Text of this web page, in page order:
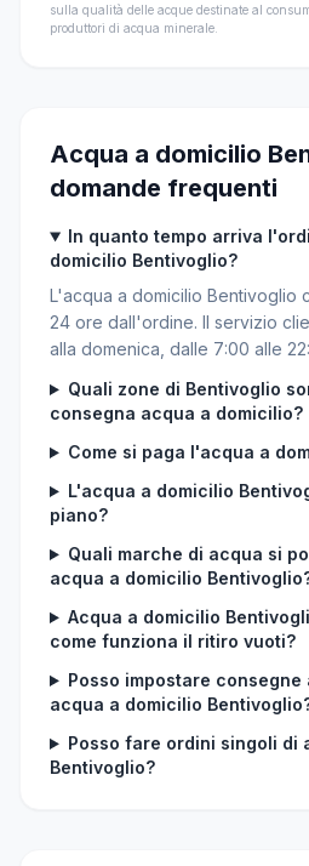
sulla qualità delle acque destinate al
produttori di acqua minerale.
Acqua a domicilio
domande frequenti
In quanto tempo arriva
domicilio Bentivoglio?
L'acqua a domicilio Bentivoglio
24 ore dall'ordine. Il servizio
alla domenica, dalle 7:00 alle
Quali zone di Bentivoglio
consegna acqua a domicilio?
Come si paga l'acqua a
L'acqua a domicilio
piano?
Quali marche di acqua si
acqua a domicilio
Acqua a domicilio
come funziona il ritiro vuoti?
Posso impostare consegne
acqua a domicilio
Posso fare ordini singoli di
Bentivoglio?